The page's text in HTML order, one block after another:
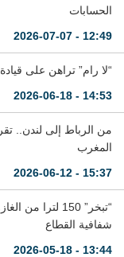
الحسابات
12:49 - 2026-07-07
“لا رام” تراهن على
14:53 - 2026-06-18
من الرباط إلى لندن..
المغرب
15:37 - 2026-06-12
“تبخر” 150
شفافية القطاع
13:44 - 2026-05-18